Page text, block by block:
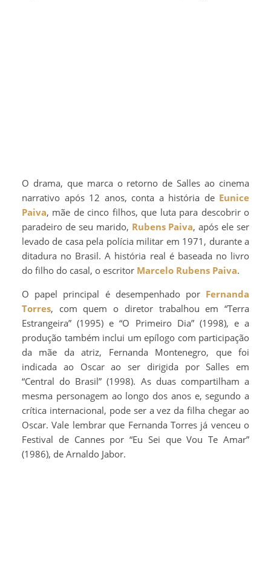
O drama, que marca o retorno de Salles ao cinema
narrativo após 12 anos, conta a história de Eunice
Paiva, mãe de cinco filhos, que luta para descobrir o
paradeiro de seu marido, Rubens Paiva, após ele ser
levado de casa pela polícia militar em 1971, durante a
ditadura no Brasil. A história real é baseada no livro
do filho do casal, o escritor Marcelo Rubens Paiva.
O papel principal é desempenhado por Fernanda
Torres, com quem o diretor trabalhou em “Terra
Estrangeira” (1995) e “O Primeiro Dia” (1998), e a
produção também inclui um epílogo com participação
da mãe da atriz, Fernanda Montenegro, que foi
indicada ao Oscar ao ser dirigida por Salles em
“Central do Brasil” (1998). As duas compartilham a
mesma personagem ao longo dos anos e, segundo a
crítica internacional, pode ser a vez da filha chegar ao
Oscar. Vale lembrar que Fernanda Torres já venceu o
Festival de Cannes por “Eu Sei que Vou Te Amar”
(1986), de Arnaldo Jabor.